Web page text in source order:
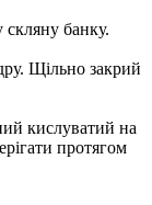
скляну банку.
Щільно закрий
кислуватий на
протягом